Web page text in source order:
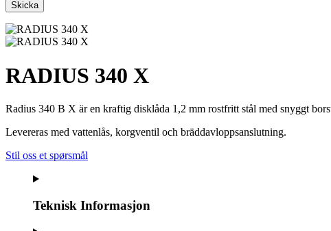
RADIUS 340 X
Radius 340 B X är en kraftig disklåda 1,2 mm rostfritt stål med snyggt
Levereras med vattenlås, korgventil och bräddavloppsanslutning.
Stil oss et spørsmål
Teknisk Informasjon